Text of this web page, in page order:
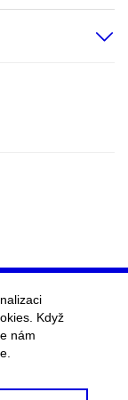
Když
nám